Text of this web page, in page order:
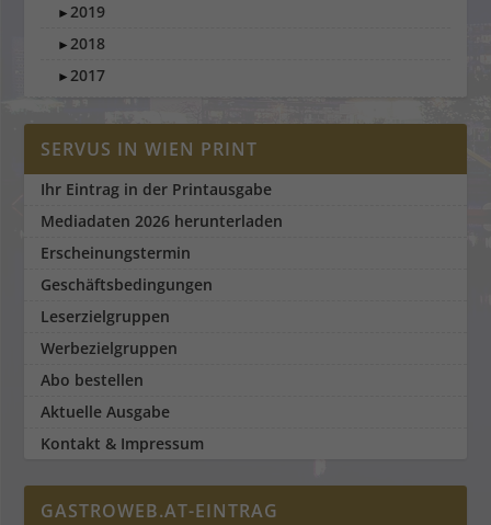
►2019
►2018
►2017
SERVUS IN WIEN PRINT
Ihr Eintrag in der Printausgabe
Mediadaten 2026 herunterladen
Erscheinungstermin
Geschäftsbedingungen
Leserzielgruppen
Werbezielgruppen
Abo bestellen
Aktuelle Ausgabe
Kontakt & Impressum
GASTROWEB.AT-EINTRAG